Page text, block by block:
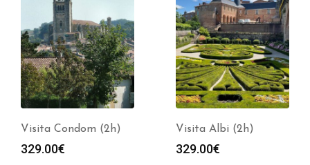
Visita Condom (2h)
329.00€
Visita Albi (2h)
329.00€